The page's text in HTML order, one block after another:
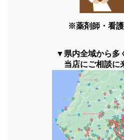
※薬剤師・看
▼県内全域から多
当店にご相談に